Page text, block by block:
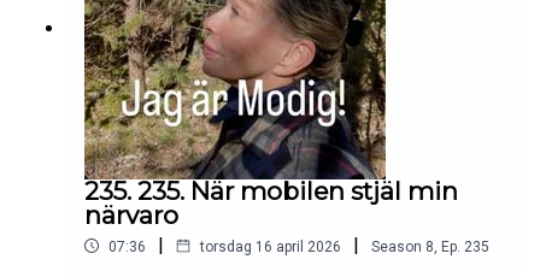
235. 235. När mobilen stjäl min
närvaro
07:36 | torsdag 16 april 2026 | Season 8 Ep. 235